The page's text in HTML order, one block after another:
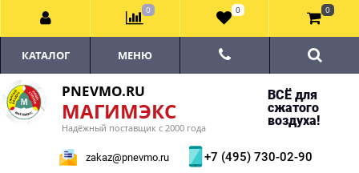
PNEVMO.RU
МАГИМЭКС
Надёжный поставщик с 2000 года
ВСЁ для
сжатого
воздуха!
zakaz@pnevmo.ru +7 (495) 730-02-90
КАТАЛОГ МЕНЮ
0 0 0